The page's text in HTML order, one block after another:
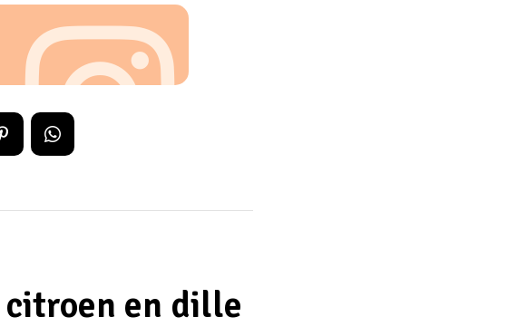
citroen en dille